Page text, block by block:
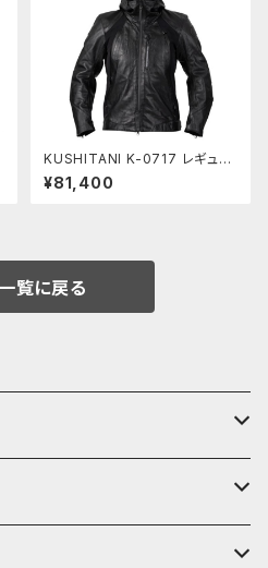
KUSHITANI K-0717 レギュレ
ータージャケット
¥81,400
覧に戻る